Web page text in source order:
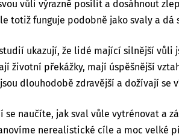
vůli výrazně posílit a dosáhnout
totiž funguje podobně jako svaly a
ukazují, že lidé mající silnější vůli
životní překážky, mají úspěšnější
dlouhodobě zdravější a dožívají se
se naučíte, jak sval vůle vytrénovat a
nerealistické cíle a moc velké